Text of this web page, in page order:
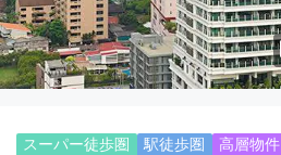
スーパー徒歩圏 駅徒歩圏 高層物件